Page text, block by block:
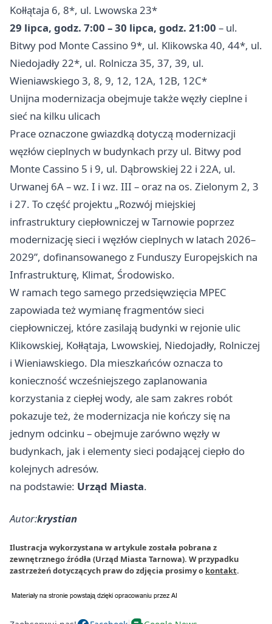
Kołłątaja 6, 8*, ul. Lwowska 23*
29 lipca, godz. 7:00 – 30 lipca, godz. 21:00 – ul.
Bitwy pod Monte Cassino 9*, ul. Klikowska 40, 44*, ul.
Niedojadły 22*, ul. Rolnicza 35, 37, 39, ul.
Wieniawskiego 3, 8, 9, 12, 12A, 12B, 12C*
Unijna modernizacja obejmuje także węzły cieplne i
sieć na kilku ulicach
Prace oznaczone gwiazdką dotyczą modernizacji
węzłów cieplnych w budynkach przy ul. Bitwy pod
Monte Cassino 5 i 9, ul. Dąbrowskiej 22 i 22A, ul.
Urwanej 6A – wz. I i wz. III – oraz na os. Zielonym 2, 3
i 27. To część projektu „Rozwój miejskiej
infrastruktury ciepłowniczej w Tarnowie poprzez
modernizację sieci i węzłów cieplnych w latach 2026–
2029”, dofinansowanego z Funduszy Europejskich na
Infrastrukturę, Klimat, Środowisko.
W ramach tego samego przedsięwzięcia MPEC
zapowiada też wymianę fragmentów sieci
ciepłowniczej, które zasilają budynki w rejonie ulic
Klikowskiej, Kołłątaja, Lwowskiej, Niedojadły, Rolniczej
i Wieniawskiego. Dla mieszkańców oznacza to
konieczność wcześniejszego zaplanowania
korzystania z ciepłej wody, ale sam zakres robót
pokazuje też, że modernizacja nie kończy się na
jednym odcinku – obejmuje zarówno węzły w
budynkach, jak i elementy sieci podającej ciepło do
kolejnych adresów.
na podstawie: Urząd Miasta.
Autor:krystian
Ilustracja wykorzystana w artykule została pobrana z
zewnętrznego źródła (Urząd Miasta Tarnowa). W przypadku
zastrzeżeń dotyczących praw do zdjęcia prosimy o kontakt.